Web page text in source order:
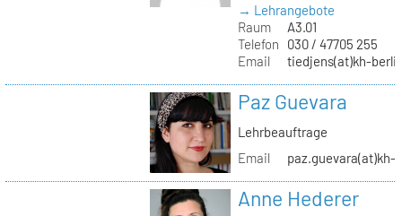
→ Lehrangebote
Raum
A3.01
Telefon
030 / 47705 255
Email
tiedjens(at)kh-
Paz Guevara
Lehrbeauftrage
Email
paz.guevara(at)kh-
Anne Hederer